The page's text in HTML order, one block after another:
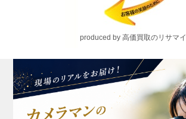
produced by 高価買取のリサマイ